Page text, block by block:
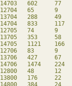
14703	602	77	6	db
12704	65	9	29	db
13704	288	49	41	db
14704	833	117	25	db
12705	74	9	38	db
13705	353	58	69	db
14705	1121	166	67	db
12706	83	9	47	db
13706	427	67	109	db
14706	1474	224	134	db
12800	48	12	-	db
13800	176	22	-	db